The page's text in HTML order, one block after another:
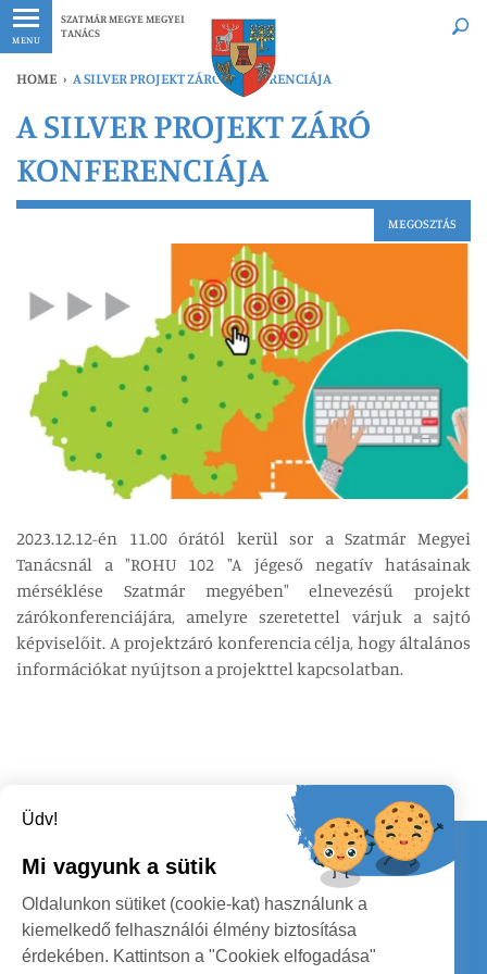
MENU
SZATMÁR MEGYE MEGYEI
TANÁCS
Legfrissebb Bármikor
HOME › A SILVER PROJEKT ZÁRÓ KONFERENCIÁJA
A SILVER PROJEKT ZÁRÓ
KONFERENCIÁJA
MEGOSZTÁS
2023.12.12-én 11.00 órától kerül sor a Szatmár Megyei
Tanácsnál a "ROHU 102 "A jégeső negatív hatásainak
mérséklése Szatmár megyében" elnevezésű projekt
zárókonferenciájára, amelyre szeretettel várjuk a sajtó
képviselőit. A projektzáró konferencia célja, hogy általános
információkat nyújtson a projekttel kapcsolatban.
Kapcsolat
KÖVESSENEK
Üdv!
Mi vagyunk a sütik
Oldalunkon sütiket (cookie-kat) használunk a
kiemelkedő felhasználói élmény biztosítása
érdekében. Kattintson a "Cookiek elfogadása"